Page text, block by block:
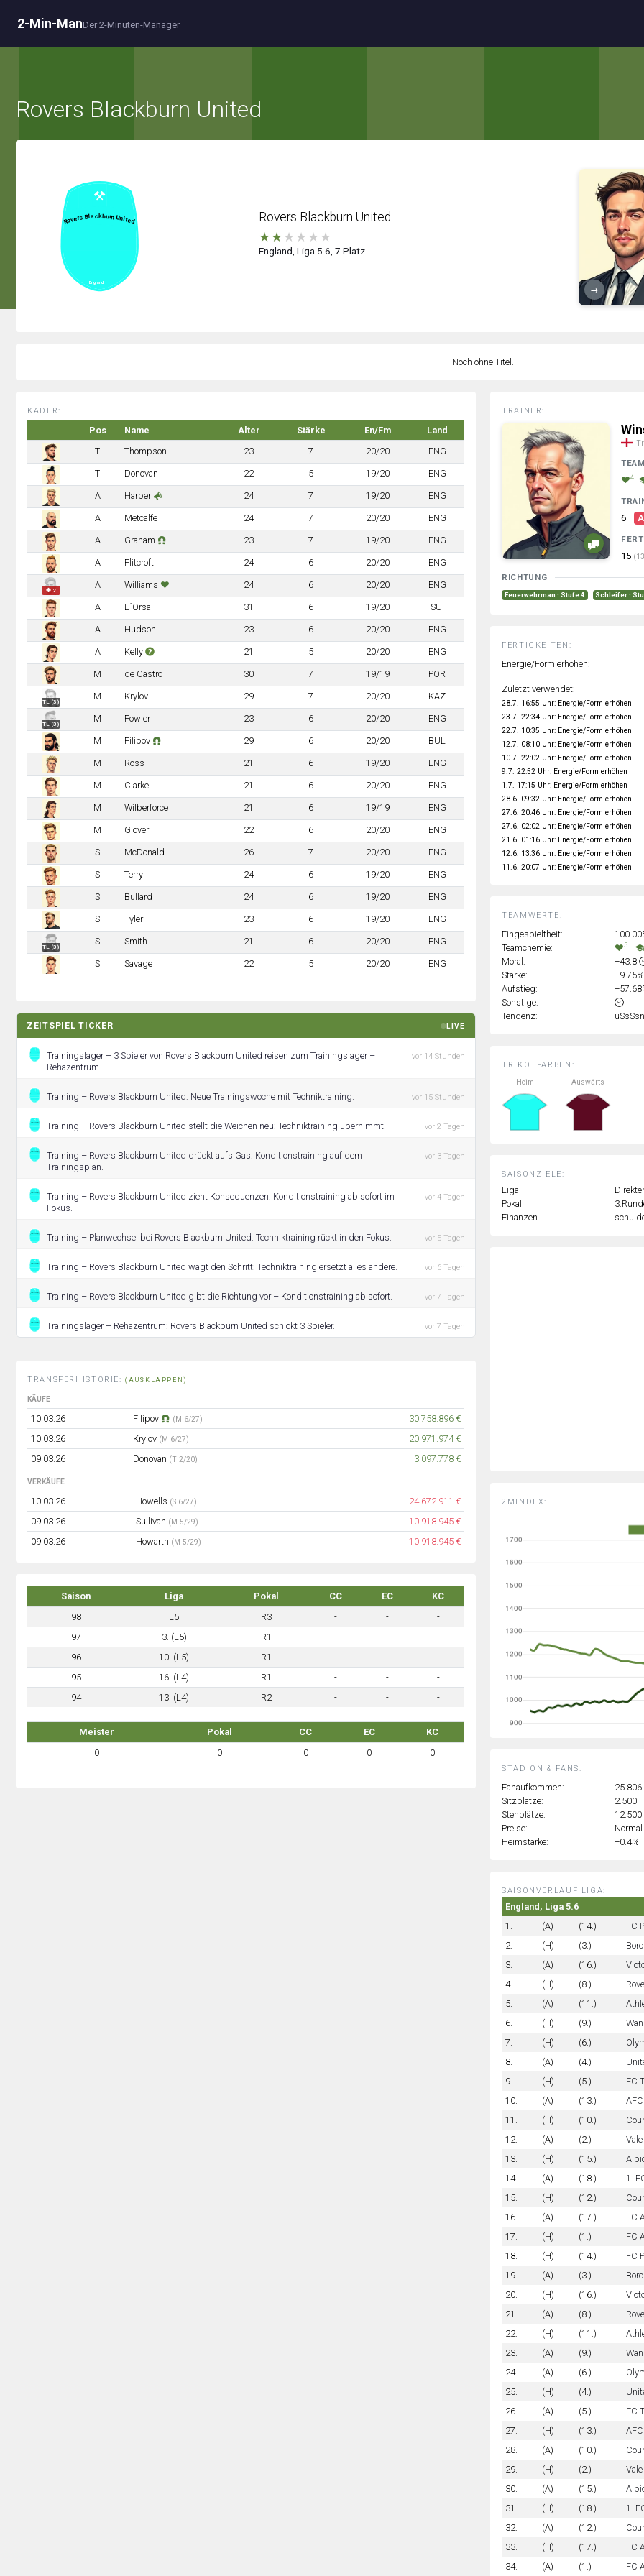
2-Min-ManDer 2-Minuten-Manager
Rovers Blackburn United
Rovers Blackburn United
★★★ ★ ★ ★
England, Liga 5.6, 7.Platz
→
Noch ohne Titel.
KADER:
Pos Name Alter Stärke En/Fm
Land
T
Thompson 23 7 20/20 ENG
T Donovan 22 5 19/20 ENG
A Harper 24 7 19/20 ENG
A Metcalfe 24 7 20/20 ENG
A Graham 23 7 19/20 ENG
A Flitcroft 24 6 20/20 ENG
✚ 2
A Williams 24 6 20/20 ENG
A L´Orsa 31 6 19/20 SUI
A Hudson 23 6 20/20 ENG
A Kelly 21 5 20/20 ENG
M de Castro 30 7 19/19 POR
TL (3)
M Krylov 29 7 20/20 KAZ
TL (3)
M Fowler 23 6 20/20 ENG
M Filipov 29 6 20/20 BUL
M Ross 21 6 19/20 ENG
M Clarke 21 6 20/20 ENG
M Wilberforce 21 6 19/19 ENG
M Glover 22 6 20/20 ENG
S McDonald 26 7 20/20 ENG
S Terry 24 6 19/20 ENG
S Bullard 24 6 19/20 ENG
S Tyler 23 6 19/20 ENG
TL (3)
S Smith 21 6 20/20 ENG
S Savage 22 5 20/20 ENG
ZEITSPIEL TICKER LIVE
Trainingslager – 3 Spieler von Rovers Blackburn United reisen zum Trainingslager –
Rehazentrum.
vor 14 Stunden
Training – Rovers Blackburn United: Neue Trainingswoche mit Techniktraining. vor 15 Stunden
Training – Rovers Blackburn United stellt die Weichen neu: Techniktraining übernimmt. vor 2 Tagen
Training – Rovers Blackburn United drückt aufs Gas: Konditionstraining auf dem
Trainingsplan.
vor 3 Tagen
Training – Rovers Blackburn United zieht Konsequenzen: Konditionstraining ab sofort im
Fokus.
vor 4 Tagen
Training – Planwechsel bei Rovers Blackburn United: Techniktraining rückt in den Fokus. vor 5 Tagen
Training – Rovers Blackburn United wagt den Schritt: Techniktraining ersetzt alles andere. vor 6 Tagen
Training – Rovers Blackburn United gibt die Richtung vor – Konditionstraining ab sofort. vor 7 Tagen
Trainingslager – Rehazentrum: Rovers Blackburn United schickt 3 Spieler. vor 7 Tagen
TRANSFERHISTORIE:(AUSKLAPPEN)
KÄUFE
10.03.26 Filipov (M 6/27)
30.758.896 €
10.03.26
Krylov (M 6/27)
20.971.974 €
09.03.26
Donovan (T 2/20) 3.097.778 €
VERKÄUFE
10.03.26 Howells (S 6/27)
24.672.911 €
09.03.26
Sullivan (M 5/29)
10.918.945 €
09.03.26
Howarth (M 5/29) 10.918.945 €
Saison Liga Pokal CC EC
KC
98
L5 R3 - -
-
97
3. (L5) R1 - -
-
96
10. (L5) R1 - -
-
95
16. (L4) R1 - -
-
94
13. (L4) R2 - - -
Meister Pokal CC EC
KC
0
0 0 0 0
TRIKOTFARBEN:
Heim
Auswärts
SAISONZIELE:
Liga
Pokal
Finanzen
2MINDEX:
TEAMWERTE:
Eingespieltheit:
Teamchemie:
5
Moral:
+43.8
Stärke:
+9.75%
Aufstieg:
Sonstige:
Tendenz:
TRAINER:
4
6
15
RICHTUNG
Feuerwehrman · Stufe 4 Schleifer ·
FERTIGKEITEN:
Energie/Form erhöhen:
Zuletzt verwendet:
28.7. 16:55 Uhr: Energie/Form erhöhen
23.7. 22:34 Uhr: Energie/Form erhöhen
22.7. 10:35 Uhr: Energie/Form erhöhen
12.7. 08:10 Uhr: Energie/Form erhöhen
10.7. 22:02 Uhr: Energie/Form erhöhen
9.7. 22:52 Uhr: Energie/Form erhöhen
1.7. 17:15 Uhr: Energie/Form erhöhen
28.6. 09:32 Uhr: Energie/Form erhöhen
27.6. 20:46 Uhr: Energie/Form erhöhen
27.6. 02:02 Uhr: Energie/Form erhöhen
21.6. 01:16 Uhr: Energie/Form erhöhen
12.6. 13:36 Uhr: Energie/Form erhöhen
11.6. 20:07 Uhr: Energie/Form erhöhen
STADION & FANS:
Fanaufkommen:
25.806
Sitzplätze:
2.500
Stehplätze:
12.500
Preise:
Normal
Heimstärke:
+0.4%
SAISONVERLAUF LIGA:
England, Liga 5.6
1.
(A) (14.) FC
2.
(H) (3.)
3.
(A) (16.)
4.
(H) (8.)
5.
(A) (11.)
6.
(H) (9.)
7.
(H) (6.)
8.
(A) (4.)
9.
(H) (5.) FC
10.
(A) (13.)
11.
(H) (10.)
12.
(A) (2.)
13.
(H) (15.)
14.
(A) (18.) 1.
15.
(H) (12.)
16.
(A) (17.) FC
17.
(H) (1.) FC
18.
(H) (14.) FC
19.
(A) (3.)
20.
(H) (16.)
21.
(A) (8.)
22.
(H) (11.)
23.
(A) (9.)
24.
(A) (6.)
25.
(H) (4.)
26.
(A) (5.) FC
27.
(H) (13.)
28.
(A) (10.)
29.
(H) (2.)
30.
(A) (15.)
31.
(H) (18.) 1.
32.
(A) (12.)
33.
(H) (17.) FC
34.
(A) (1.) FC